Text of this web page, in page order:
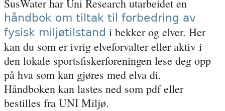
SusWater har Uni Research utarbeidet en
håndbok om tiltak til forbedring av
fysisk miljøtilstand i bekker og elver. Her
kan du som er ivrig elveforvalter eller aktiv i
den lokale sportsfiskerforeningen lese deg opp
på hva som kan gjøres med elva di.
Håndboken kan lastes ned som pdf eller
bestilles fra UNI Miljø.